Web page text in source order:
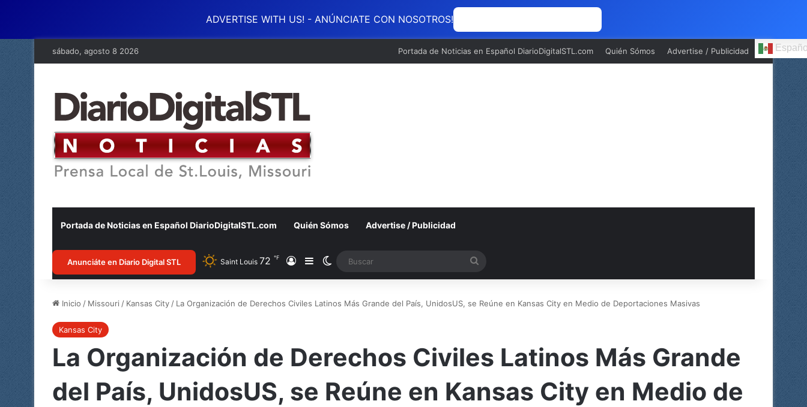
ADVERTISE WITH US! - ANÚNCIATE CON NOSOTROS!
sábado, agosto 8 2026 Portada de Noticias en Español DiarioDigitalSTL.com Quién Sómos Advertise / Publicidad
Portada de Noticias en Español DiarioDigitalSTL.com Quién Sómos Advertise / Publicidad
Anunciáte en Diario Digital STL Saint Louis 72 ℉ AccesoBarra lateral
Switch skin
Inicio / Missouri / Kansas City / La Organización de Derechos Civiles Latinos Más Grande del País, UnidosUS, se Reúne en Kansas City en Medio de Deportaciones Masivas
Kansas City
La Organización de Derechos Civiles Latinos Más Grande
del País, UnidosUS, se Reúne en Kansas City en Medio de